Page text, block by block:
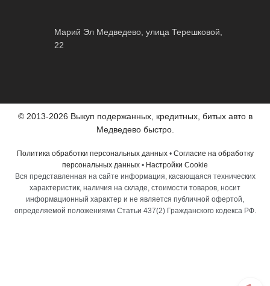
Марий Эл Медведево, улица Терешковой,
22
© 2013-2026 Выкуп подержанных, кредитных, битых авто в
Медведево быстро.
Политика обработки персональных данных• Согласие на обработку
персональных данных • Настройки Cookie
Вся представленная на сайте информация, касающаяся технических
характеристик, наличия на складе, стоимости товаров, носит
информационный характер и не является публичной офертой,
определяемой положениями Статьи 437(2) Гражданского кодекса РФ.